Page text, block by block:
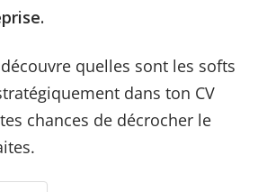
quelles sont les softs
dans ton CV
chances de décrocher le